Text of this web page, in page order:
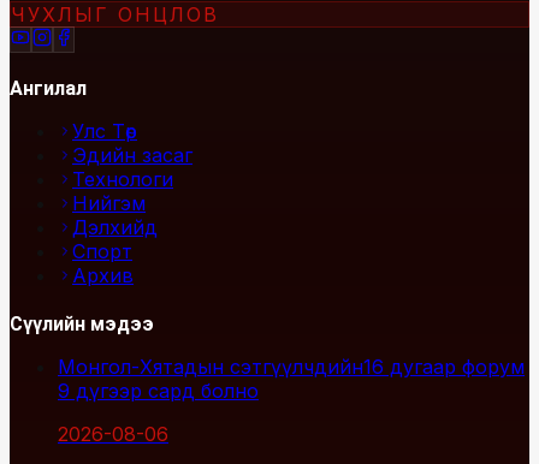
ЧУХЛЫГ ОНЦЛОВ
Ангилал
Улс Төр
Эдийн засаг
Технологи
Нийгэм
Дэлхийд
Спорт
Архив
Сүүлийн мэдээ
Монгол-Хятадын сэтгүүлчдийн16 дугаар форум
9 дүгээр сард болно
2026-08-06